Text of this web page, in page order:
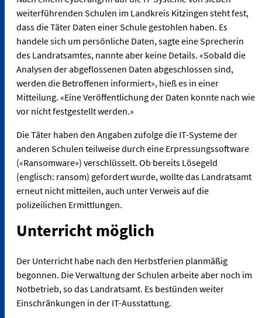
weiterführenden Schulen im Landkreis Kitzingen steht fest,
dass die Täter Daten einer Schule gestohlen haben. Es
handele sich um persönliche Daten, sagte eine Sprecherin
des Landratsamtes, nannte aber keine Details. «Sobald die
Analysen der abgeflossenen Daten abgeschlossen sind,
werden die Betroffenen informiert», hieß es in einer
Mitteilung. «Eine Veröffentlichung der Daten konnte nach wie
vor nicht festgestellt werden.»
Die Täter haben den Angaben zufolge die IT-Systeme der
anderen Schulen teilweise durch eine Erpressungssoftware
(«Ransomware») verschlüsselt. Ob bereits Lösegeld
(englisch: ransom) gefordert wurde, wollte das Landratsamt
erneut nicht mitteilen, auch unter Verweis auf die
polizeilichen Ermittlungen.
Unterricht möglich
Der Unterricht habe nach den Herbstferien planmäßig
begonnen. Die Verwaltung der Schulen arbeite aber noch im
Notbetrieb, so das Landratsamt. Es bestünden weiter
Einschränkungen in der IT-Ausstattung.